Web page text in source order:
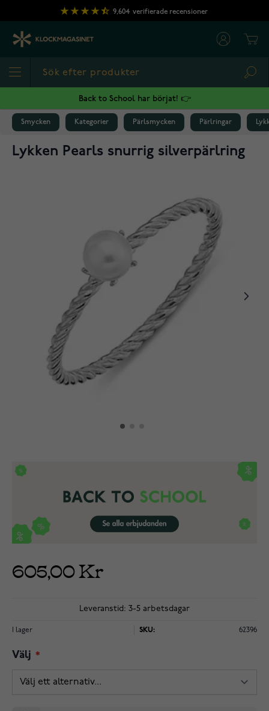
Hoppa till innehållet
9,604 verifierade recensioner
Back to School har börjat! 👉
Smycken Kategorier Pärlsmycken Pärlringar
Lykken Pearls snurrig silverpärlring
605,00 Kr
Leveranstid: 3-5 arbetsdagar
I lager SKU: 62396
Välj